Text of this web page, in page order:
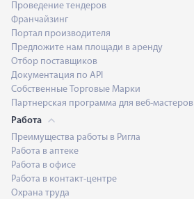
Проведение тендеров
Франчайзинг
Портал производителя
Предложите нам площади в аренду
Отбор поставщиков
Документация по API
Собственные Торговые Марки
Партнерская программа для веб-мастеров
Работа
Преимущества работы в Ригла
Работа в аптеке
Работа в офисе
Работа в контакт-центре
Охрана труда